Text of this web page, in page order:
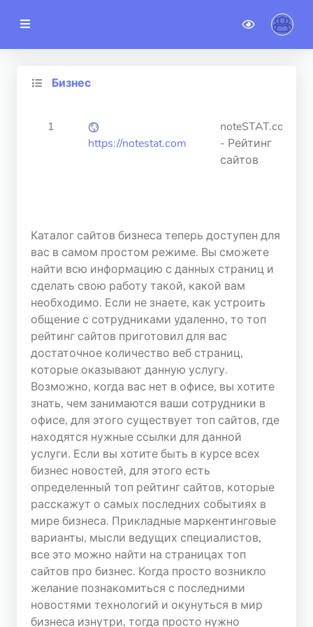
noteSTAT
Категории
Регистрация
Авторизация
СТАТИСТИКА
ТОПА
Сегодня
Хостов: 829187
Хитов: 3982638
Вчера
Хостов: 1182098
Хитов: 5789745
Бизнес
1
https://notestat.com
noteSTAT.com
- Рейтинг
сайтов
Каталог сайтов бизнеса теперь доступен для
вас в самом простом режиме. Вы сможете
найти всю информацию с данных страниц и
сделать свою работу такой, какой вам
необходимо. Если не знаете, как устроить
общение с сотрудниками удаленно, то топ
рейтинг сайтов приготовил для вас
достаточное количество веб страниц,
которые оказывают данную услугу.
Возможно, когда вас нет в офисе, вы хотите
знать, чем занимаются ваши сотрудники в
офисе, для этого существует топ сайтов, где
находятся нужные ссылки для данной
услуги. Если вы хотите быть в курсе всех
бизнес новостей, для этого есть
определенный топ рейтинг сайтов, которые
расскажут о самых последних событиях в
мире бизнеса. Прикладные маркентинговые
варианты, мысли ведущих специалистов,
все это можно найти на страницах топ
сайтов про бизнес. Когда просто возникло
желание познакомиться с последними
новостями технологий и окунуться в мир
бизнеса изнутри, тогда просто нужно